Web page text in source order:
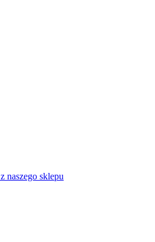
naszego sklepu